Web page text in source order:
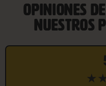
OPINIONES
NUESTROS